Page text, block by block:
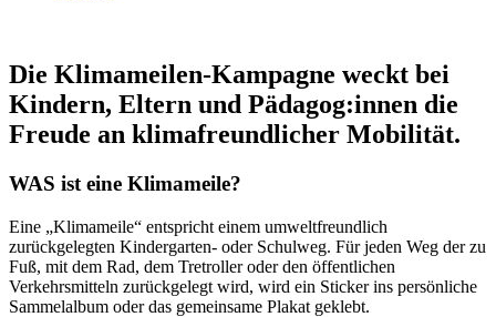
Die Klimameilen-Kampagne weckt bei
Kindern, Eltern und Pädagog:innen die
Freude an klimafreundlicher Mobilität.
WAS ist eine Klimameile?
Eine „Klimameile“ entspricht einem umweltfreundlich
zurückgelegten Kindergarten- oder Schulweg. Für jeden Weg der zu
Fuß, mit dem Rad, dem Tretroller oder den öffentlichen
Verkehrsmitteln zurückgelegt wird, wird ein Sticker ins persönliche
Sammelalbum oder das gemeinsame Plakat geklebt.